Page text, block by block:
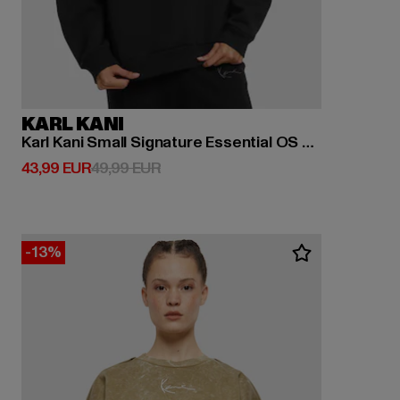
KARL KANI
Karl Kani Small Signature Essential OS Crew
43,99 EUR
Derzeitiger Preis: 43,99 EUR
49,99 EURAktionspreis: 49,99 EUR
-13%